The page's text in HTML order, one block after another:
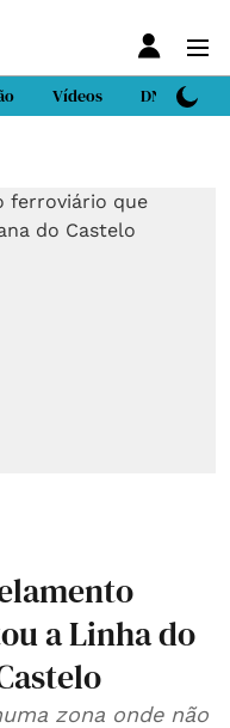
Vídeos DN Sport
a Linha do
zona onde não